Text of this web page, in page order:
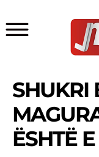
SHUKRI
ËSHTË